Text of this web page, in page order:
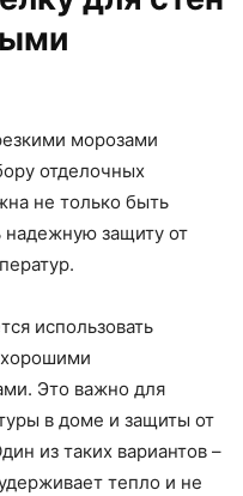
морозами
отделочных
не только быть
надежную защиту от
использовать
Это важно для
в доме и защиты от
из таких вариантов –
тепло и не